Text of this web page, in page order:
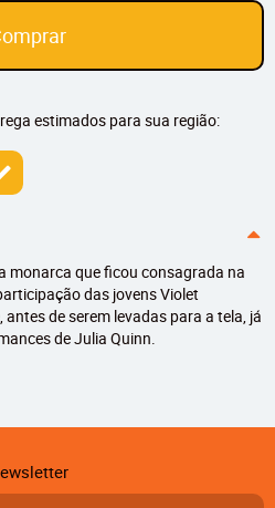
estimados para sua região:
monarca que ficou consagrada na
das jovens Violet
de serem levadas para a tela, já
de Julia Quinn.